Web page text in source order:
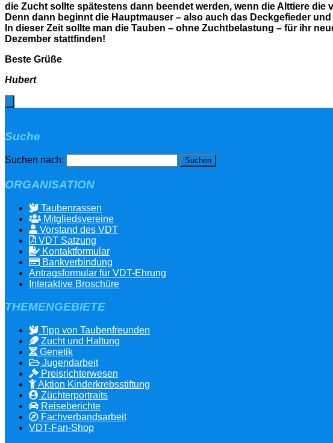
die Zucht sollte spätestens dann beendet werden, wenn die Alttiere
Denn dann beginnt die Hauptmauser – also auch das Deckgefieder
In dieser Zeit sollte man die Tauben – ohne Zuchtbelastung – für ihr
Dezember stattfinden!
Beste Grüße
Hubert
Suche
Suchen nach:
ORGANISATION
Taubenrassen
Mitgliedsvereine
Vorstand des VDT
VDT Satzung
Kontaktformular
Bankverbindung
Antragsformular für VDT-Ehrung
Interaktive Broschüre
THEMENGEBIETE
Tipp von Taubenfreunden
Zucht und Haltung
Genetik
Jugendarbeit
Preisrichterwesen
Aktion Kinderkrebsstiftung
Züchterportraits
Reiseberichte
Fachverbandsarbeit
VDT-Fan-Shop